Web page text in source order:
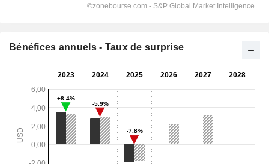
Bénéfices annuels - Taux de surprise